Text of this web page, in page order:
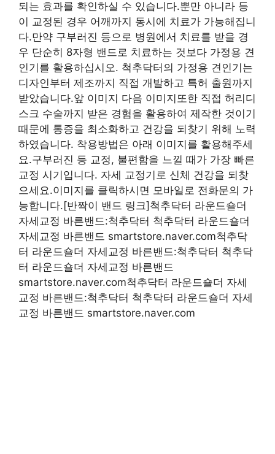
되는 효과를 확인하실 수 있습니다.뿐만 아니라 등
이 교정된 경우 어깨까지 동시에 치료가 가능해집니
다.만약 구부러진 등으로 병원에서 치료를 받을 경
우 단순히 8자형 밴드로 치료하는 것보다 가정용 견
인기를 활용하십시오. 척추닥터의 가정용 견인기는
디자인부터 제조까지 직접 개발하고 특허 출원까지
받았습니다.앞 이미지 다음 이미지또한 직접 허리디
스크 수술까지 받은 경험을 활용하여 제작한 것이기
때문에 통증을 최소화하고 건강을 되찾기 위해 노력
하였습니다. 착용방법은 아래 이미지를 활용해주세
요.구부러진 등 교정, 불편함을 느낄 때가 가장 빠른
교정 시기입니다. 자세 교정기로 신체 건강을 되찾
으세요.이미지를 클릭하시면 모바일로 전화문의 가
능합니다.[반짝이 밴드 링크]척추닥터 라운드숄더
자세교정 바른밴드:척추닥터 척추닥터 라운드숄더
자세교정 바른밴드 smartstore.naver.com척추닥
터 라운드숄더 자세교정 바른밴드:척추닥터 척추닥
터 라운드숄더 자세교정 바른밴드
smartstore.naver.com척추닥터 라운드숄더 자세
교정 바른밴드:척추닥터 척추닥터 라운드숄더 자세
교정 바른밴드 smartstore.naver.com